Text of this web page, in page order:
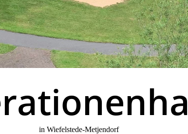
in Wiefelstede-Metjendorf